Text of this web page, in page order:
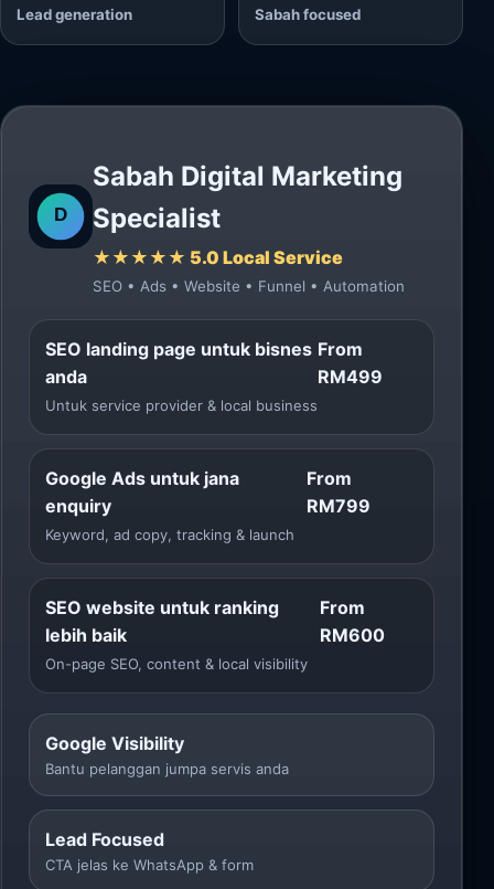
Lead generation Sabah focused
Sabah Digital Marketing
Specialist
★★★★★ 5.0 Local Service
SEO • Ads • Website • Funnel • Automation
SEO landing page untuk bisnes
anda
Untuk service provider & local business
From
RM499
Google Ads untuk jana
enquiry
Keyword, ad copy, tracking & launch
From
RM799
SEO website untuk ranking
lebih baik
On-page SEO, content & local visibility
From
RM600
Google Visibility
Bantu pelanggan jumpa servis anda
Lead Focused
CTA jelas ke WhatsApp & form